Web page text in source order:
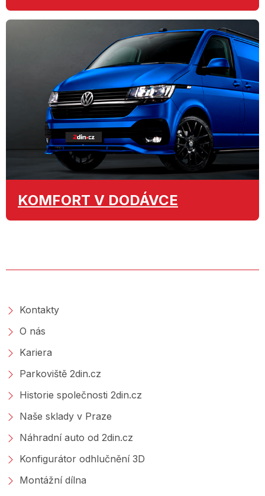
KOMFORT V DODÁVCE
Kontakty
O nás
Kariera
Parkoviště 2din.cz
Historie společnosti 2din.cz
Naše sklady v Praze
Náhradní auto od 2din.cz
Konfigurátor odhlučnění 3D
Montážní dílna